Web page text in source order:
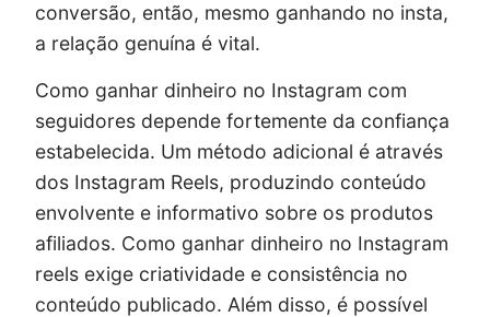
conversão, então, mesmo ganhando no insta,
a relação genuína é vital.
Como ganhar dinheiro no Instagram com
seguidores depende fortemente da confiança
estabelecida. Um método adicional é através
dos Instagram Reels, produzindo conteúdo
envolvente e informativo sobre os produtos
afiliados. Como ganhar dinheiro no Instagram
reels exige criatividade e consistência no
conteúdo publicado. Além disso, é possível